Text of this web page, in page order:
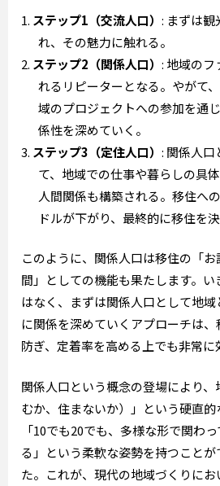
ステップ1（交流人口） : まずは
れ、その魅力に触れる。
ステップ2（関係人口） : 地域の
れるリピーターとなる。やがて
域のプロジェクトへの参加を通
係性を深めていく。
ステップ3（定住人口） : 関係人
て、地域での仕事や暮らしの具
人間関係も構築される。移住へ
ドルが下がり、最終的に移住を決
このように、関係人口は移住の「
間」としての機能も果たします。
はなく、まずは関係人口として地
に関係を深めていくアプローチは
防ぎ、定着率を高める上でも非常に
関係人口という概念の登場により
むか、住まないか）」という硬直的
「10でも20でも、多様な形で関わ
る」という柔軟な姿勢を持つこと
た。これが、現代の地域づくりに